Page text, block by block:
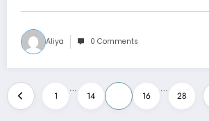
Aliya 0 Comments
Posts
pagination
1
…
14 16
…
28